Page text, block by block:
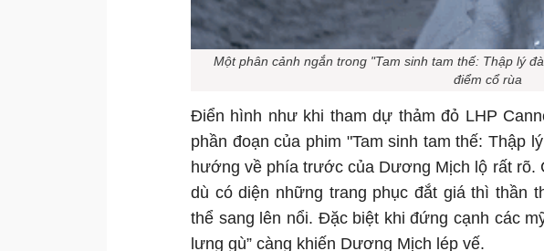
Một phân cảnh ngắn trong "Tam sinh tam thế: Thập lý
điểm cổ rùa
Điển hình như khi tham dự thảm đỏ LHP
phần đoạn của phim "Tam sinh tam thế: Thập
hướng về phía trước của Dương Mịch lộ rất rõ.
dù có diện những trang phục đắt giá thì thần
thể sang lên nổi. Đặc biệt khi đứng cạnh các
lưng gù” càng khiến Dương Mịch lép vế.